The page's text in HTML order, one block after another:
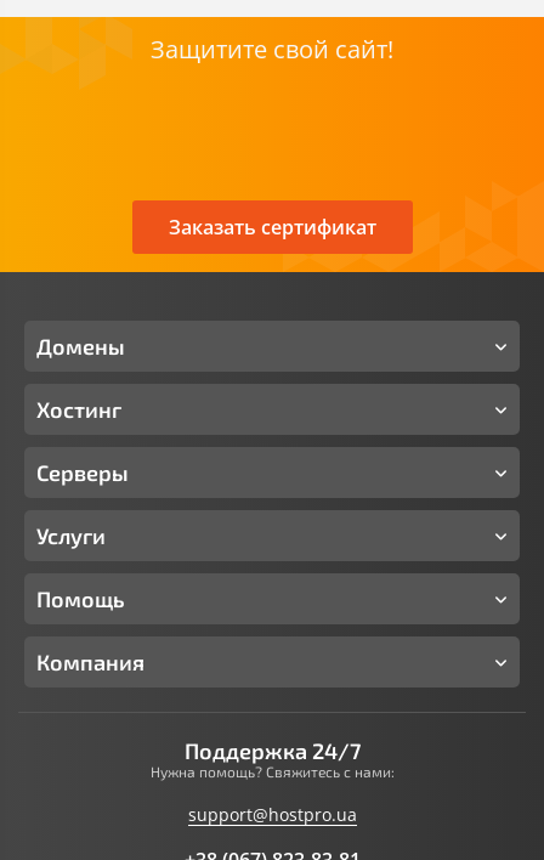
Защитите свой сайт!
Заказать сертификат
Домены
Хостинг
Серверы
Услуги
Помощь
Компания
Поддержка 24/7
Нужна помощь? Свяжитесь с нами:
support@hostpro.ua